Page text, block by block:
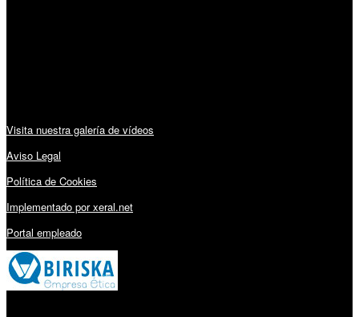
Visita nuestra galería de vídeos
Aviso Legal
Política de Cookies
Implementado por xeral.net
Portal empleado